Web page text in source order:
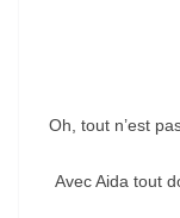
Oh, tout n’est
Avec Aida tout